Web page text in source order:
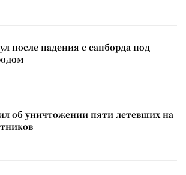
после падения с сапборда под
об уничтожении пяти летевших на